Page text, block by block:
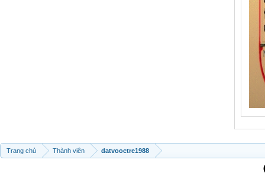
Trang chủ Thành viên datvooctre1988